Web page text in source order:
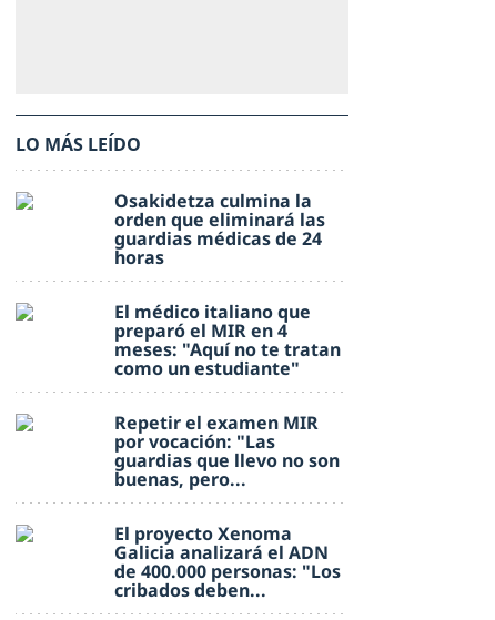
LO MÁS LEÍDO
Osakidetza culmina la
orden que eliminará las
guardias médicas de 24
horas
El médico italiano que
preparó el MIR en 4
meses: "Aquí no te tratan
como un estudiante"
Repetir el examen MIR
por vocación: "Las
guardias que llevo no son
buenas, pero...
El proyecto Xenoma
Galicia analizará el ADN
de 400.000 personas: "Los
cribados deben...